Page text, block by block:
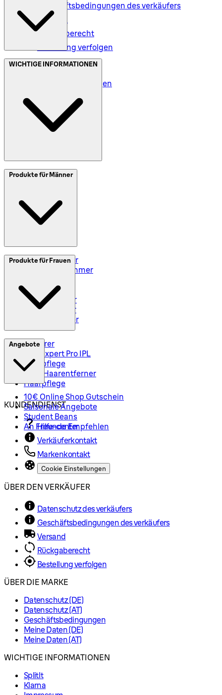
Geschäftsbedingungen des verkäufers
Versand
Rückgaberecht
Bestellung verfolgen
Datenschutz (DE)
Geschäftsbedingungen
Meine Daten (AT)
WICHTIGE INFORMATIONEN
SplitIt
Produkte für Männer
Elektrorasierer
Styler und Trimmer
Rasiersets
Rasierzubehör
Body Groomer
Haarschneider
Produkte für Frauen
Epilierer
Silk-Expert Pro IPL
Hautpflege
Mini-Haarentferner
Haarpflege
Angebote
10€ Online Shop Gutschein
Saisonale Angebote
Student Beans
An Freunde Empfehlen
KUNDENDIENST
Hilfe-center
Verkäuferkontakt
Markenkontakt
Cookie Einstellungen
ÜBER DEN VERKÄUFER
Datenschutz des verkäufers
Geschäftsbedingungen des verkäufers
Versand
Rückgaberecht
Bestellung verfolgen
ÜBER DIE MARKE
Datenschutz (DE)
Datenschutz (AT)
Geschäftsbedingungen
Meine Daten (DE)
Meine Daten (AT)
WICHTIGE INFORMATIONEN
SplitIt
Klarna